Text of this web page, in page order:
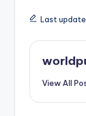
a
ts
A
p
e
Last
View All